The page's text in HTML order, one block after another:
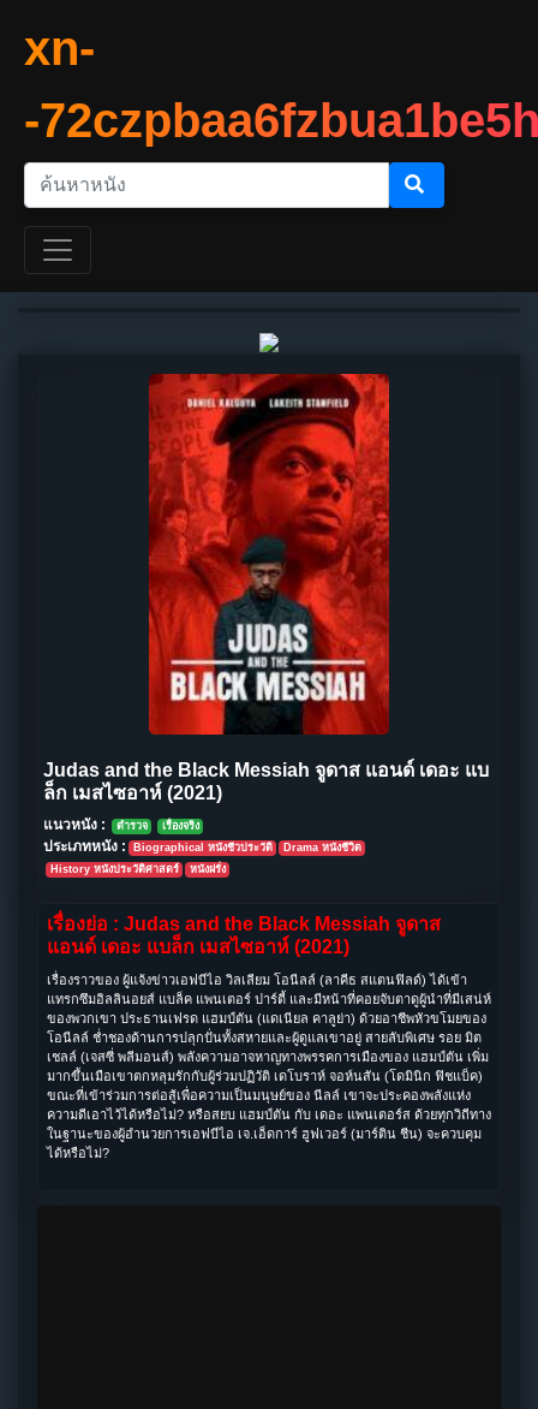
xn-
-
Judas and the Black Messiah จูดาส แอนด์ เดอะ แบ
ล็ก เมสไซอาห์ (2021)
แนวหนัง : ตำรวจ เรื่องจริง
ประเภทหนัง : Biographical หนังชีวประวัติ
Drama หนังชีวิต
History หนังประวัติศาสตร์
หนังฝรั่ง
เรื่องย่อ : Judas and the Black Messiah จูดาส
แอนด์ เดอะ แบล็ก เมสไซอาห์ (2021)
เรื่องราวของ ผู้แจ้งข่าวเอฟบีไอ วิลเลียม โอนีลล์ (ลาคีธ สแตนฟิลด์) ได้เข้า
แทรกซึมอิลลินอยส์ แบล็ค แพนเตอร์ ปาร์ตี้ และมีหน้าที่คอยจับตาดูผู้นำที่มีเสน่ห์
ของพวกเขา ประธานเฟรด แฮมป์ตัน (แดเนียล คาลูย่า) ด้วยอาชีพหัวขโมยของ
โอนีลล์ ช่ำชองด้านการปลุกปั่นทั้งสหายและผู้ดูแลเขาอยู่ สายลับพิเศษ รอย มิต
เชลล์ (เจสซี่ พลีมอนส์) พลังความอาจหาญทางพรรคการเมืองของ แฮมป์ตัน เพิ่ม
มากขึ้นเมือเขาตกหลุมรักกับผู้ร่วมปฏิวัติ เดโบราห์ จอห์นสัน (โดมินิก ฟิชแบ็ค)
ขณะที่เข้าร่วมการต่อสู้เพื่อความเป็นมนุษย์ของ นีลล์ เขาจะประคองพลังแห่ง
ความดีเอาไว้ได้หรือไม่? หรือสยบ แฮมป์ตัน กับ เดอะ แพนเตอร์ส ด้วยทุกวิถีทาง
ในฐานะของผู้อำนวยการเอฟบีไอ เจ.เอ็ดการ์ ฮูฟเวอร์ (มาร์ติน ชีน) จะควบคุม
ได้หรือไม่?